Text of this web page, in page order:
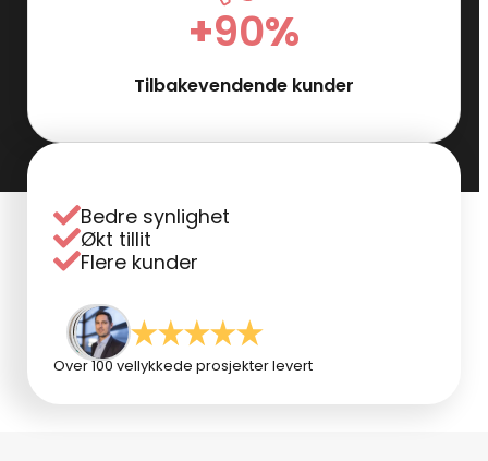
+90%
Tilbakevendende kunder
Bedre synlighet
Økt tillit
Flere kunder
Over 100 vellykkede prosjekter levert